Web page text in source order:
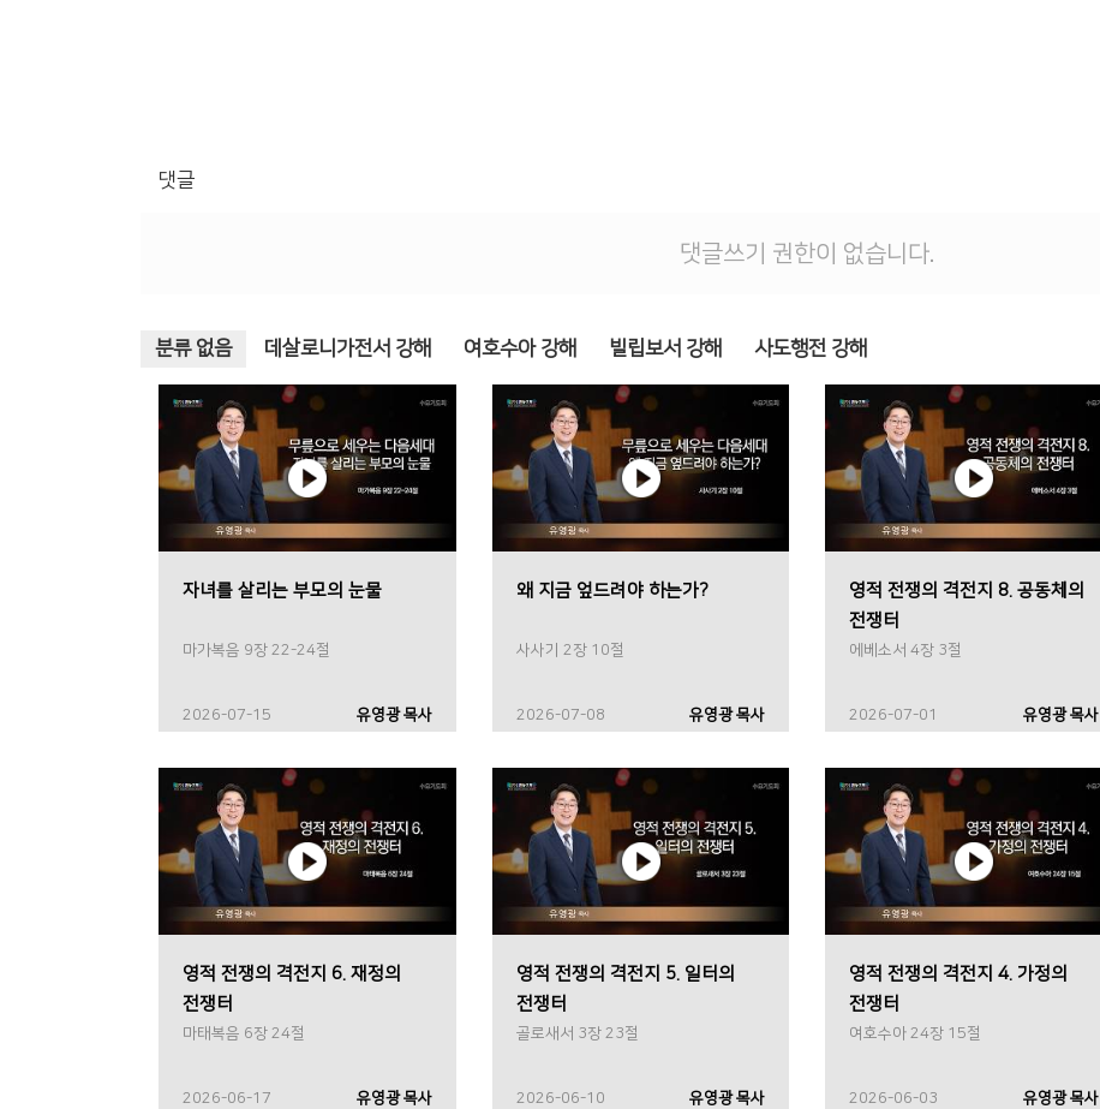
댓글
댓글쓰기 권한이 없습니다.
분류 없음 데살로니가전서 강해 여호수아 강해 빌립보서 강해 사도행전 강해
자녀를 살리는 부모의 눈물
마가복음 9장 22-24절
2026-07-15 유영광 목사
왜 지금 엎드려야 하는가?
사사기 2장 10절
2026-07-08 유영광 목사
영적 전쟁의 격전지 8. 공동체의
전쟁터
에베소서 4장 3절
2026-07-01 유영광 목사
영적 전쟁의 격전지 6. 재정의
전쟁터
마태복음 6장 24절
2026-06-17 유영광 목사
영적 전쟁의 격전지 5. 일터의
전쟁터
골로새서 3장 23절
2026-06-10 유영광 목사
영적 전쟁의 격전지 4. 가정의
전쟁터
여호수아 24장 15절
2026-06-03 유영광 목사